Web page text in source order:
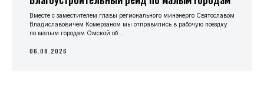
Вместе с заместителем главы регионального минэнерго Святославом
Владиславовичем Комерзаном мы отправились в рабочую поездку
по малым городам Омской об ...
06.08.2026